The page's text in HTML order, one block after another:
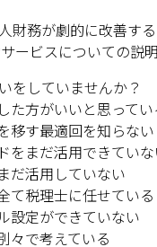
財務が劇的に改善する
ービスについての説明
をしていませんか？
た方がいいと思ってい
移す最適回を知らない
をまだ活用できてい
だ活用していない
て税理士に任せている
設定ができていない
々で考えている